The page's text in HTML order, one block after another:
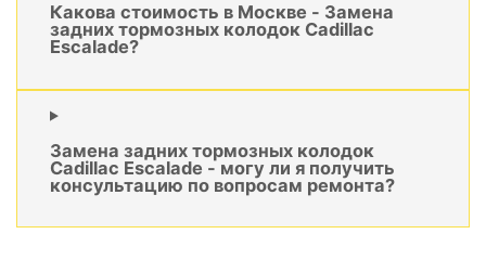
Какова стоимость в Москве - Замена
задних тормозных колодок Cadillac
Escalade?
Замена задних тормозных колодок
Cadillac Escalade - могу ли я получить
консультацию по вопросам ремонта?